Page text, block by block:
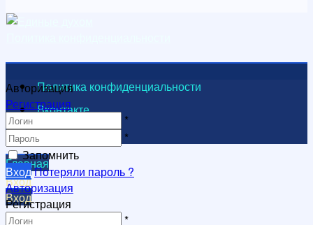
Политика конфиденциальности
Вконтакте
Видеоканал
Главная
Вход
Вход
Регистрация
Авторизация
Регистрация
*
*
Запомнить
ВходПотеряли пароль ?
Авторизация
Регистрация
*